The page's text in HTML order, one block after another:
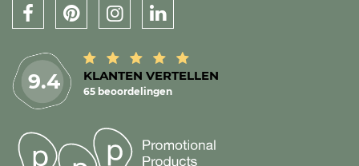
9.4 KLANTEN VERTELLEN
65 beoordelingen